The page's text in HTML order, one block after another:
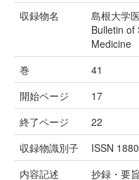
収録物名
島根大学
Bulletin of
Medicine
巻
41
開始ページ
17
終了ページ
22
収録物識別子
ISSN
内容記述
抄録・要旨